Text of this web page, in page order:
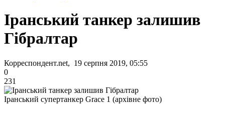
Іранський танкер залишив
Гібралтар
Корреспондент.net, 19 серпня 2019, 05:55
0
231
Іранський супертанкер Grace 1 (архівне фото)